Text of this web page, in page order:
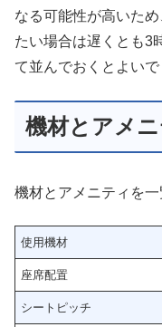
なる可能性が高いた
たい場合は遅くとも3
て並んでおくとよいで
機材とアメ
機材とアメニティを一
使用機材
座席配置
シートピッチ